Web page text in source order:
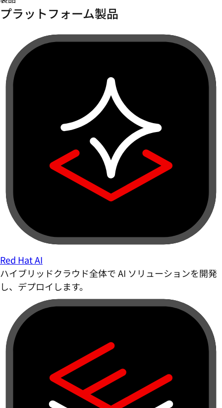
プラットフォーム製品
Red Hat AI
ハイブリッドクラウド全体で AI ソリューションを開発
し、デプロイします。